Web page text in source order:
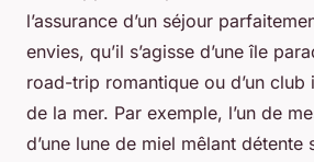
l’assurance d’un séjour
envies, qu’il s’agisse d’une île
road-trip romantique ou d’un club
de la mer. Par exemple, l’un de
d’une lune de miel mêlant détente